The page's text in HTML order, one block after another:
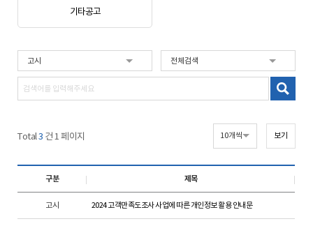
기타공고
Total3 건 1 페이지
구분 제목
고시 2024 고객만족도조사 사업에 따른 개인정보 활용 안내문